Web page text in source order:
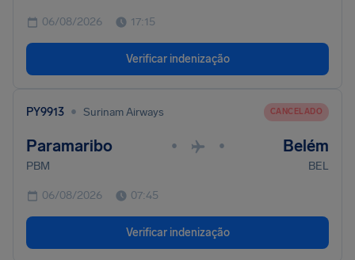
06/08/2026 17:15
Verificar indenização
PY9913 • Surinam Airways CANCELADO
Paramaribo • • Belém
PBM BEL
06/08/2026 07:45
Verificar indenização